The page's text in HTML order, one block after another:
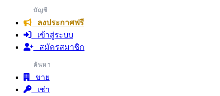
บัญชี
ลงประกาศฟรี
เข้าสู่ระบบ
สมัครสมาชิก
ค้นหา
ขาย
เช่า